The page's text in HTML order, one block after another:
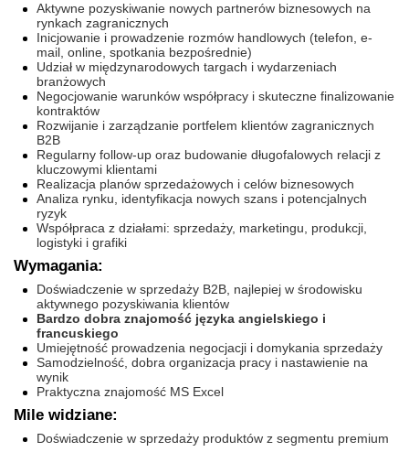
Aktywne pozyskiwanie nowych partnerów biznesowych na
rynkach zagranicznych
Inicjowanie i prowadzenie rozmów handlowych (telefon, e-
mail, online, spotkania bezpośrednie)
Udział w międzynarodowych targach i wydarzeniach
branżowych
Negocjowanie warunków współpracy i skuteczne finalizowanie
kontraktów
Rozwijanie i zarządzanie portfelem klientów zagranicznych
B2B
Regularny follow-up oraz budowanie długofalowych relacji z
kluczowymi klientami
Realizacja planów sprzedażowych i celów biznesowych
Analiza rynku, identyfikacja nowych szans i potencjalnych
ryzyk
Współpraca z działami: sprzedaży, marketingu, produkcji,
logistyki i grafiki
Wymagania:
Doświadczenie w sprzedaży B2B, najlepiej w środowisku
aktywnego pozyskiwania klientów
Bardzo dobra znajomość języka angielskiego i
francuskiego
Umiejętność prowadzenia negocjacji i domykania sprzedaży
Samodzielność, dobra organizacja pracy i nastawienie na
wynik
Praktyczna znajomość MS Excel
Mile widziane:
Doświadczenie w sprzedaży produktów z segmentu premium